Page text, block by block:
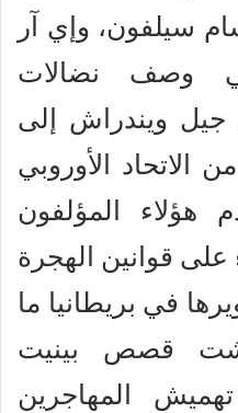
سيلفون، وإي آر
وصف نضالات
جيل ويندراش إلى
الاتحاد الأوروبي
هؤلاء المؤلفون
قوانين الهجرة
في بريطانيا ما
قصص بينيت
المهاجرين